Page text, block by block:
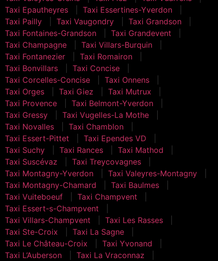
Taxi Epautheyres
Taxi Essertines-Yverdon
Taxi Pailly
Taxi Vaugondry
Taxi Grandson
Taxi Fontaines-Grandson
Taxi Grandevent
Taxi Champagne
Taxi Villars-Burquin
Taxi Fontanezier
Taxi Romairon
Taxi Bonvillars
Taxi Concise
Taxi Corcelles-Concise
Taxi Onnens
Taxi Orges
Taxi Giez
Taxi Mutrux
Taxi Provence
Taxi Belmont-Yverdon
Taxi Gressy
Taxi Vugelles-La Mothe
Taxi Novalles
Taxi Chamblon
Taxi Essert-Pittet
Taxi Ependes VD
Taxi Suchy
Taxi Rances
Taxi Mathod
Taxi Suscévaz
Taxi Treycovagnes
Taxi Montagny-Yverdon
Taxi Valeyres-Montagny
Taxi Montagny-Chamard
Taxi Baulmes
Taxi Vuiteboeuf
Taxi Champvent
Taxi Essert-s-Champvent
Taxi Villars-Champvent
Taxi Les Rasses
Taxi Ste-Croix
Taxi La Sagne
Taxi Le Château-Croix
Taxi Yvonand
Taxi L’Auberson
Taxi La Vraconnaz